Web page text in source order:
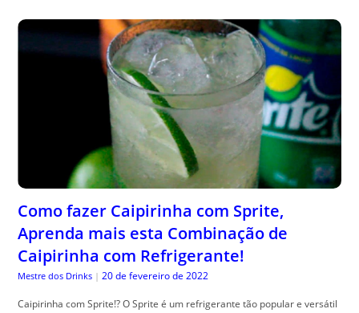
Como fazer Caipirinha com Sprite,
Aprenda mais esta Combinação de
Caipirinha com Refrigerante!
Mestre dos Drinks | 20 de fevereiro de 2022
Caipirinha com Sprite!? O Sprite é um refrigerante tão popular e versátil